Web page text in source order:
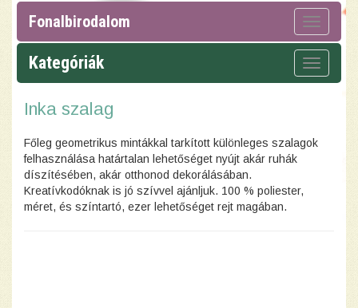
Toggle
Fonalbirodalom
Toggle
Kategóriák
Inka szalag
Főleg geometrikus mintákkal tarkított különleges szalagok
felhasználása határtalan lehetőséget nyújt akár ruhák
díszítésében, akár otthonod dekorálásában.
Kreatívkodóknak is jó szívvel ajánljuk. 100 % poliester,
méret, és színtartó, ezer lehetőséget rejt magában.